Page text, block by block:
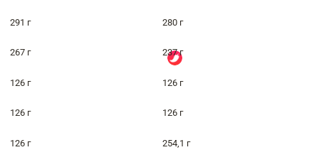
291 г 280 г
267 г 237 г
126 г 126 г
126 г 126 г
126 г 254,1 г